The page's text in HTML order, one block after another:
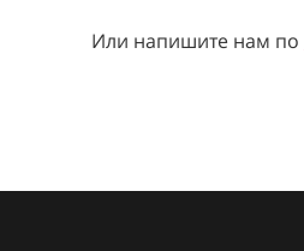
Или напишите нам по